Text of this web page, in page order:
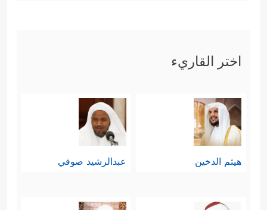
اختر القاريء
هيثم الدخين عبدالرشيد صوفي